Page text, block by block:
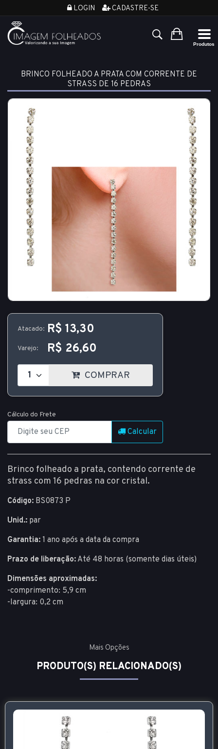
LOGIN CADASTRE-SE
BRINCO FOLHEADO A PRATA COM CORRENTE DE
STRASS DE 16 PEDRAS
Atacado: R$ 13,30
Varejo: R$ 26,60
COMPRAR
Cálculo do Frete
Calcular
Brinco folheado a prata, contendo corrente de
strass com 16 pedras na cor cristal.
Código: BS0873 P
Unid.: par
Garantia: 1 ano após a data da compra
Prazo de liberação: Até 48 horas (somente dias úteis)
Dimensões aproximadas:
-comprimento: 5,9 cm
-largura: 0,2 cm
Mais Opções
PRODUTO(S) RELACIONADO(S)